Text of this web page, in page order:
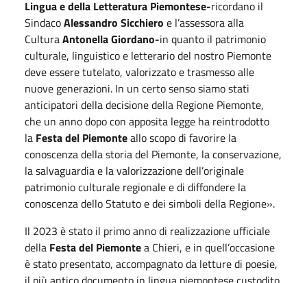
Lingua e della Letteratura Piemontese-ricordano il
SindacoAlessandro Sicchiero e l’assessora alla
CulturaAntonella Giordano-in quanto il patrimonio
culturale, linguistico e letterario del nostro Piemonte
deve essere tutelato, valorizzato e trasmesso alle
nuove generazioni. In un certo senso siamo stati
anticipatori della decisione della Regione Piemonte,
che un anno dopo con apposita legge ha reintrodotto
la Festa del Piemonteallo scopo di favorire la
conoscenza della storia del Piemonte, la conservazione,
la salvaguardia e la valorizzazione dell’originale
patrimonio culturale regionale e di diffondere la
conoscenza dello Statuto e dei simboli della Regione».
Il 2023 è stato il primo anno di realizzazione ufficiale
della Festa del Piemontea Chieri, e in quell’occasione
è stato presentato, accompagnato da letture di poesie,